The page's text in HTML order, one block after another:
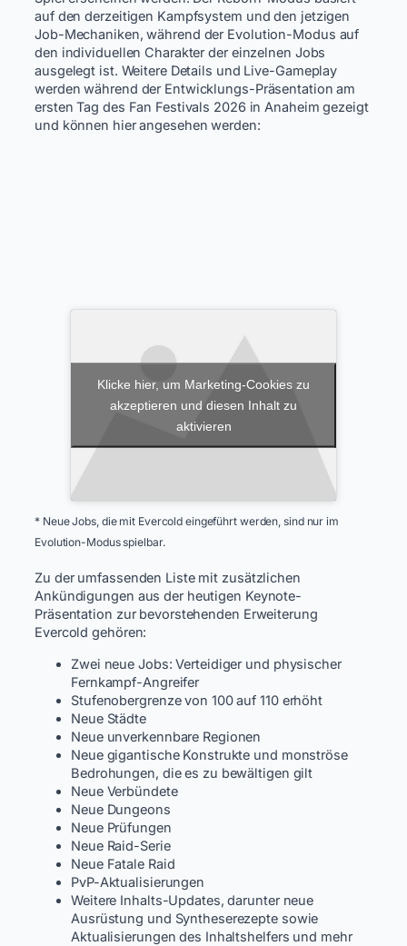
auf den derzeitigen Kampfsystem und den jetzigen
Job-Mechaniken, während der Evolution-Modus auf
den individuellen Charakter der einzelnen Jobs
ausgelegt ist. Weitere Details und Live-Gameplay
werden während der Entwicklungs-Präsentation am
ersten Tag des Fan Festivals 2026 in Anaheim gezeigt
und können hier angesehen werden:
Klicke hier, um Marketing-Cookies zu
akzeptieren und diesen Inhalt zu
aktivieren
* Neue Jobs, die mit Evercold eingeführt werden, sind nur im
Evolution-Modus spielbar.
Zu der umfassenden Liste mit zusätzlichen
Ankündigungen aus der heutigen Keynote-
Präsentation zur bevorstehenden Erweiterung
Evercold gehören:
Zwei neue Jobs: Verteidiger und physischer
Fernkampf-Angreifer
Stufenobergrenze von 100 auf 110 erhöht
Neue Städte
Neue unverkennbare Regionen
Neue gigantische Konstrukte und monströse
Bedrohungen, die es zu bewältigen gilt
Neue Verbündete
Neue Dungeons
Neue Prüfungen
Neue Raid-Serie
Neue Fatale Raid
PvP-Aktualisierungen
Weitere Inhalts-Updates, darunter neue
Ausrüstung und Syntheserezepte sowie
Aktualisierungen des Inhaltshelfers und mehr